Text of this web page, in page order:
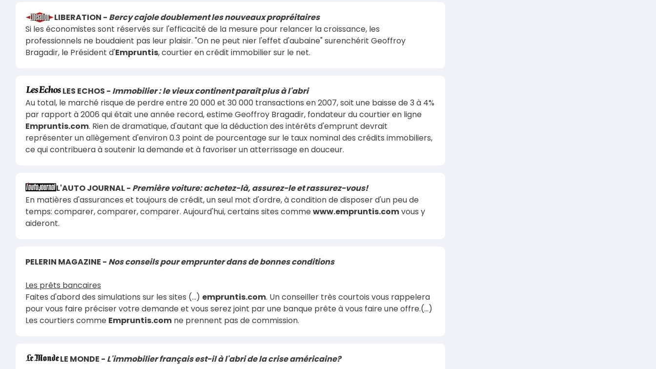
LIBERATION - Bercy cajole doublement les nouveaux propréitaires
Si les économistes sont réservés sur l'efficacité de la mesure pour relancer la croissance, les
professionnels ne boudaient pas leur plaisir. "On ne peut nier l'effet d'aubaine" surenchérit Geoffroy
Bragadir, le Président d'Empruntis, courtier en crédit immobilier sur le net.
LES ECHOS - Immobilier : le vieux continent paraît plus à l'abri
Au total, le marché risque de perdre entre 20 000 et 30 000 transactions en 2007, soit une baisse de 3 à 4%
par rapport à 2006 qui était une année record, estime Geoffroy Bragadir, fondateur du courtier en ligne
Empruntis.com. Rien de dramatique, d'autant que la déduction des intérêts d'emprunt devrait
représenter un allègement d'environ 0.3 point de pourcentage sur le taux nominal des crédits immobiliers,
ce qui contribuera à soutenir la demande et à favoriser un atterrissage en douceur.
L'AUTO JOURNAL - Première voiture: achetez-là, assurez-le et rassurez-vous!
En matières d'assurances et toujours de crédit, un seul mot d'ordre, à condition de disposer d'un peu de
temps: comparer, comparer, comparer. Aujourd'hui, certains sites commewww.empruntis.comvous y
aideront.
PELERIN MAGAZINE - Nos conseils pour emprunter dans de bonnes conditions
Les prêts bancaires
Faites d'abord des simulations sur les sites (...) empruntis.com. Un conseiller très courtois vous rappelera
pour vous faire préciser votre demande et vous serez joint par une banque prête à vous faire une offre.(...)
Les courtiers comme Empruntis.com ne prennent pas de commission.
LE MONDE - L'immobilier français est-il à l'abri de la crise américaine?